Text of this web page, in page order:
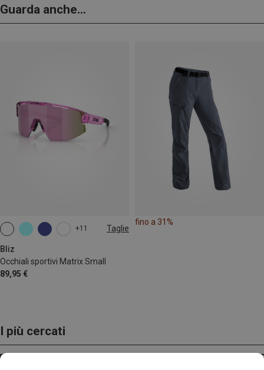
Guarda anche...
+11 Taglie
Bliz
Occhiali sportivi Matrix Small
89,95 €
ONE SIZE
fino a 31%
I più cercati